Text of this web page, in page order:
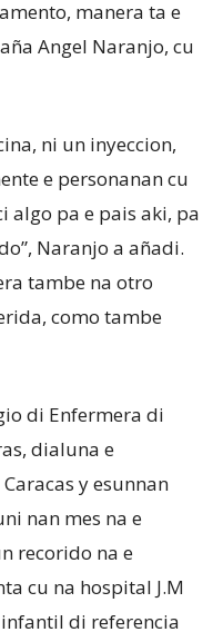
manera ta e
Angel Naranjo, cu
ni un inyeccion,
e personanan cu
algo pa e pais aki, pa
Naranjo a añadi.
tambe na otro
como tambe
di Enfermera di
dialuna e
y esunnan
nan mes na e
recorido na e
cu na hospital J.M
di referencia